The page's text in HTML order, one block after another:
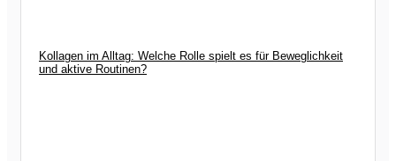
Kollagen im Alltag: Welche Rolle spielt es für Beweglichkeit
und aktive Routinen?